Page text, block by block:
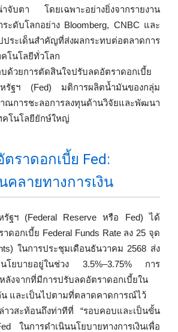
าจับตา โดยเฉพาะอย่างยิ่งจากรายงาน
ะดับโลกอย่าง Bloomberg, CNBC และ
ระเด็นสำคัญที่ส่งผลกระทบต่อตลาดการ
คโนโลยีทั่วโลก
ด้วยการตัดสินใจปรับลดอัตราดอกเบี้ย
หรัฐฯ (Fed) มติการผลิตน้ำมันของกลุ่ม
ณการชะลอการลงทุนด้านวิจัยและพัฒนา
คโนโลยียักษ์ใหญ่
ราดอกเบี้ย Fed:
ลายทางการเงิน
รัฐฯ (Federal Reserve หรือ Fed) ได้
ดอกเบี้ย Federal Funds Rate ลง 25 จุด
ในการประชุมเดือนธันวาคม 2568 ส่ง
นโยบายอยู่ในช่วง 3.5%–3.75% การ
งจากที่มีการปรับลดอัตราดอกเบี้ยใน
น และเป็นไปตามที่ตลาดคาดการณ์ไว้
าวสะท้อนถึงท่าทีที่ “รอบคอบและเป็นขั้น
ในการดำเนินนโยบายทางการเงินเพื่อ